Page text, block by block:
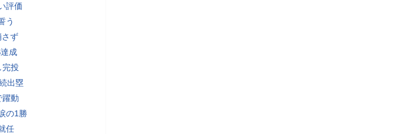
評価
う
さず
成
完投
出塁
躍動
の1勝
任